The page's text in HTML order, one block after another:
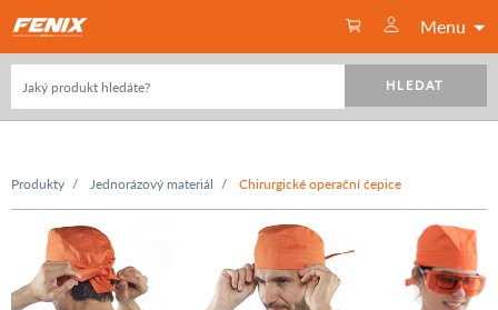
Menu
HLEDAT
Produkty Jednorázový materiál Chirurgické operační čepice